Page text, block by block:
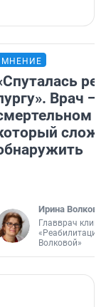
МНЕНИЕ
Врач —
Ирина Волкова
Главврач
«Реабилитация
Волковой»